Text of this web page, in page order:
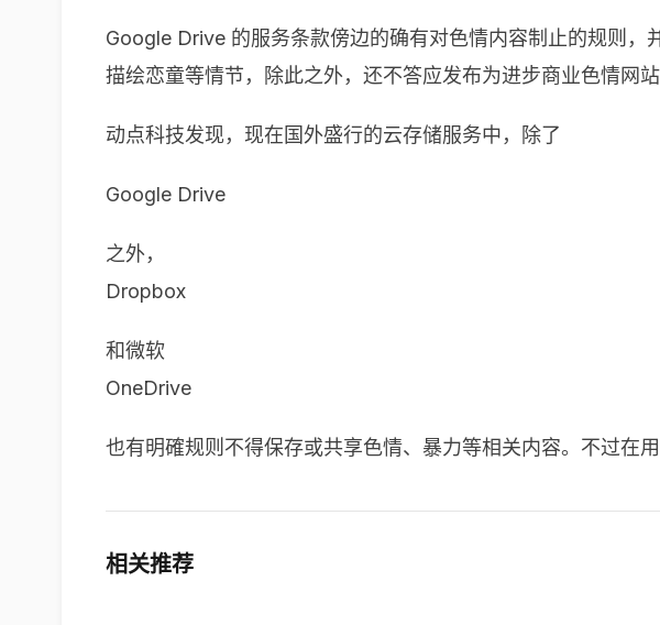
Google Drive 的服务条款傍边的确有对色情内容制止的规则
描绘恋童等情节，除此之外，还不答应发布为进步商业色情网站
动点科技发现，现在国外盛行的云存储服务中，除了
Google Drive
之外，
Dropbox
和微软
OneDrive
也有明確规则不得保存或共享色情、暴力等相关内容。不过在
相关推荐